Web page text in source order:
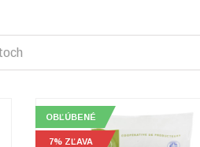
OBĽÚBENÉ
7% ZĽAVA